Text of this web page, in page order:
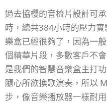
過去協櫻的音梳片設計可
時，總共384小時的壓力
樂盒已經很夠了，因為一
個精華片段，多數客戶不
是我們的智慧音樂盒主打
隨心所欲換歌演奏，所以
步，像音樂播放器一樣耐